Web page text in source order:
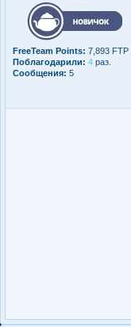
FreeTeam Points: 7,893 FTP
Поблагодарили: 4 раз.
Сообщения: 5